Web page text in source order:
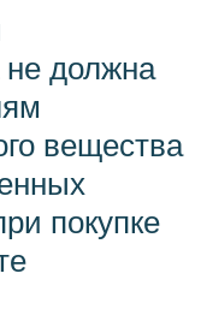
не должна
вещества
покупке